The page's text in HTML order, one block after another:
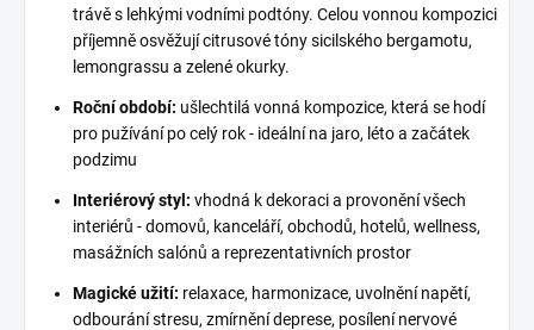
trávě s lehkými vodními podtóny. Celou vonnou kompozici
příjemně osvěžují citrusové tóny sicilského bergamotu,
lemongrassu a zelené okurky.
Roční období: ušlechtilá vonná kompozice, která se hodí
pro pužívání po celý rok - ideální na jaro, léto a začátek
podzimu
Interiérový styl: vhodná k dekoraci a provonění všech
interiérů - domovů, kanceláří, obchodů, hotelů, wellness,
masážních salónů a reprezentativních prostor
Magické užití: relaxace, harmonizace, uvolnění napětí,
odbourání stresu, zmírnění deprese, posílení nervové